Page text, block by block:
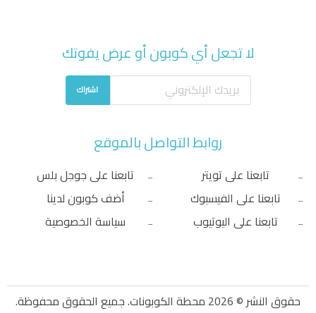
لا تجعل أي كوبون أو عرض يفوتك
اشتراك
روابط التواصل بالموقع
تابعنا على تويتر
تابعنا على الفيسبوك
تابعنا على اليوتيوب
تابعنا على جوجل بلس
أضف كوبون لدينا
سياسة الخصوصية
حقوق النشر © 2026 محطة الكوبونات. جميع الحقوق محفوظة.